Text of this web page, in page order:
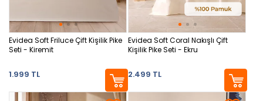
Evidea Soft Friluce Çift Kişilik Pike
Seti - Kiremit
1.999 TL
Evidea Soft Coral Nakışlı Çift
Kişilik Pike Seti - Ekru
2.499 TL